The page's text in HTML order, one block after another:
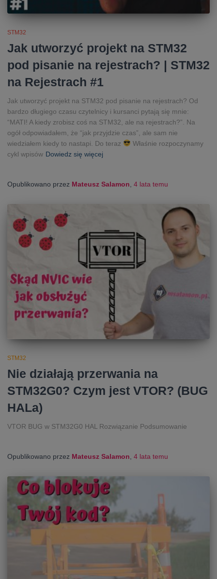
STM32
Jak utworzyć projekt na STM32
pod pisanie na rejestrach? | STM32
na Rejestrach #1
Jak utworzyć projekt na STM32 pod pisanie na rejestrach? Od
bardzo długiego czasu czytelnicy i kursanci pytają się mnie:
“MATI! A kiedy zrobisz coś na STM32, ale na rejestrach?”. Na
ogół odpowiadałem, że “jak przyjdzie czas”, ale sam nie
wiedziałem kiedy to nastapi. Do teraz
Właśnie rozpoczynamy
cykl wpisów Dowiedz się więcej
Opublikowano przez Mateusz Salamon 4 lata temu
STM32
Nie działają przerwania na
STM32G0? Czym jest VTOR? (BUG
HALa)
VTOR BUG w STM32G0 HAL Rozwiązanie Podsumowanie
Opublikowano przez Mateusz Salamon 4 lata temu